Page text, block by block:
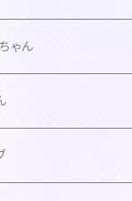
ゃん